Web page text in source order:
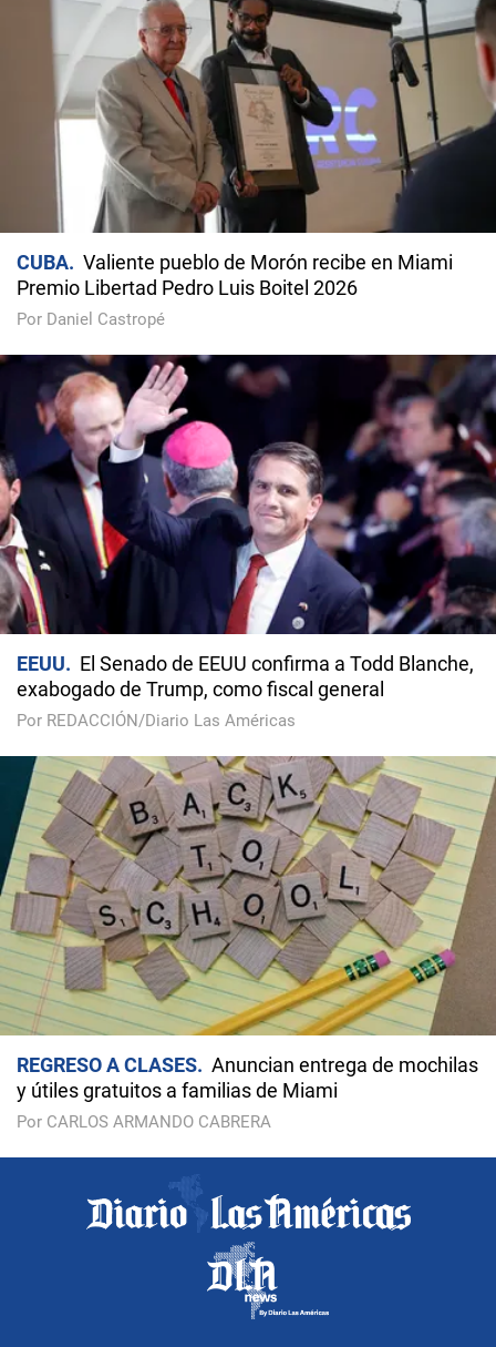
CUBA
Valiente pueblo de Morón recibe en Miami
Premio Libertad Pedro Luis Boitel 2026
Por Daniel Castropé
EEUU
El Senado de EEUU confirma a Todd Blanche,
exabogado de Trump, como fiscal general
Por REDACCIÓN/Diario Las Américas
REGRESO A CLASES
Anuncian entrega de mochilas
y útiles gratuitos a familias de Miami
Por CARLOS ARMANDO CABRERA